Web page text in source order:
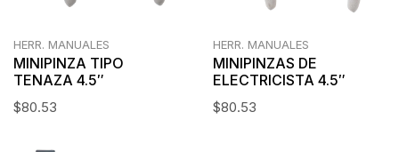
HERR. MANUALES
MINIPINZA TIPO
TENAZA 4.5″
$80.53
HERR. MANUALES
MINIPINZAS DE
ELECTRICISTA 4.5″
$80.53